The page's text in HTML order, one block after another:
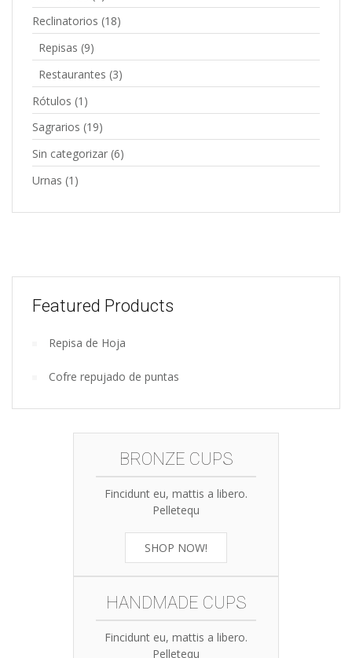
Reclinatorios (18)
Repisas (9)
Restaurantes (3)
Rótulos (1)
Sagrarios (19)
Sin categorizar (6)
Urnas (1)
Wooden
kitchen
tools
Featured Products
Repisa de Hoja
Cofre repujado de puntas
BRONZE CUPS
Fincidunt eu, mattis a libero.
Pelletequ
SHOP NOW!
HANDMADE CUPS
Fincidunt eu, mattis a libero.
Pelletequ